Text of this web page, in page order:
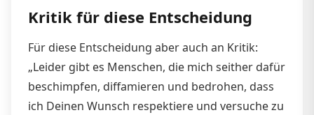
Kritik für diese Entscheidung
Für diese Entscheidung aber auch an Kritik:
„Leider gibt es Menschen, die mich seither dafür
beschimpfen, diffamieren und bedrohen, dass
ich Deinen Wunsch respektiere und versuche zu